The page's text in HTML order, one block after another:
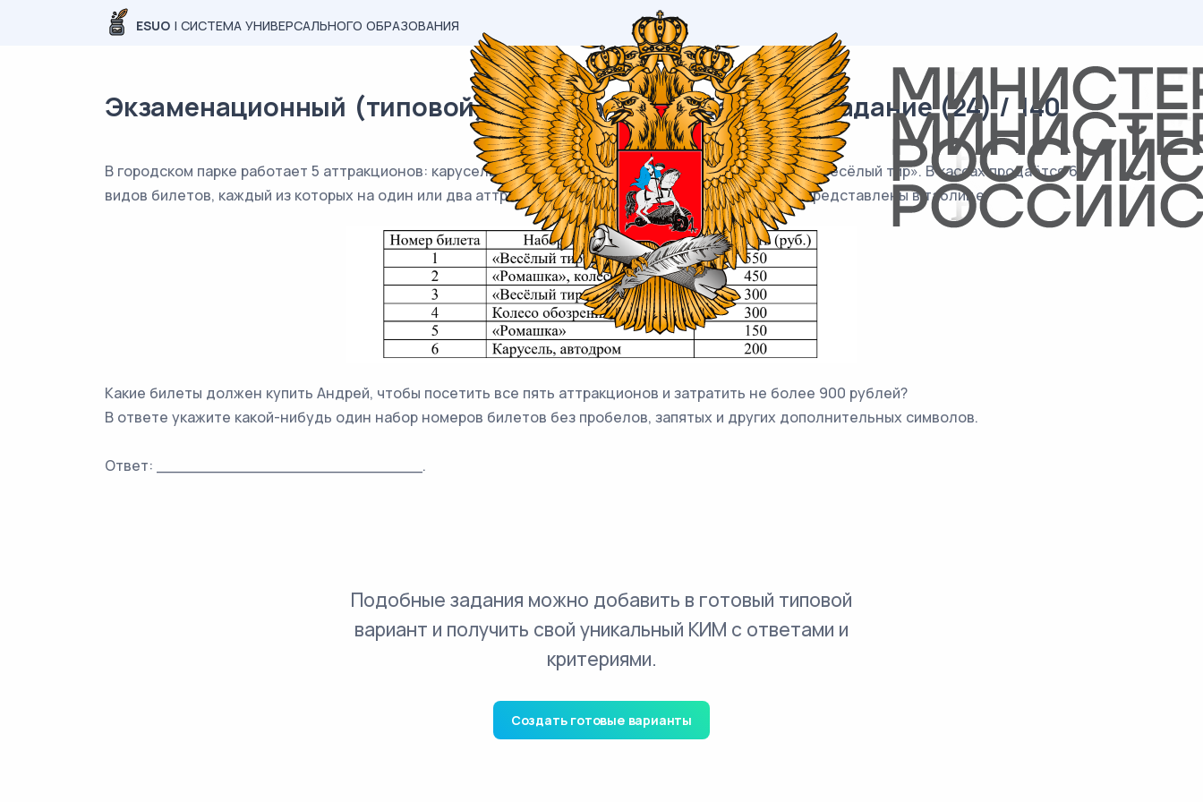
ESUO | СИСТЕМА УНИВЕРСАЛЬНОГО ОБРАЗОВАНИЯ
Экзаменационный (типовой) материал ЕГЭ / База / 06 задание (24) / 140
В городском парке работает 5 аттракционов: карусель, колесо обозрения, автодром, «Ромашка» и «Весёлый тир». В кассах продаётся 6
видов билетов, каждый из которых на один или два аттракциона. Сведения о стоимости билетов представлены в таблице.
Какие билеты должен купить Андрей, чтобы посетить все пять аттракционов и затратить не более 900 рублей?
В ответе укажите какой-нибудь один набор номеров билетов без пробелов, запятых и других дополнительных символов.
Ответ: ___________________________.
Подобные задания можно добавить в готовый типовой
вариант и получить свой уникальный КИМ с ответами и
критериями.
Создать готовые варианты